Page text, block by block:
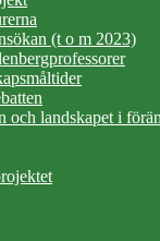
(t o m 2023)
och landskapet i